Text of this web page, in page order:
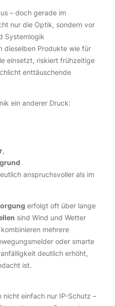
– doch gerade im
nur die Optik, sondern vor
Systemlogik
dieselben Produkte wie für
einsetzt, riskiert frühzeitige
enttäuschende
ein anderer Druck:
,
anspruchsvoller als im
erfolgt oft über lange
sind Wind und Wetter
mehrere
oder smarte
deutlich erhöht,
ist.
nicht einfach nur IP-Schutz –